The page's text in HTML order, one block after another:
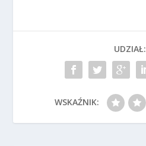
UDZIAŁ:
WSKAŹNIK: